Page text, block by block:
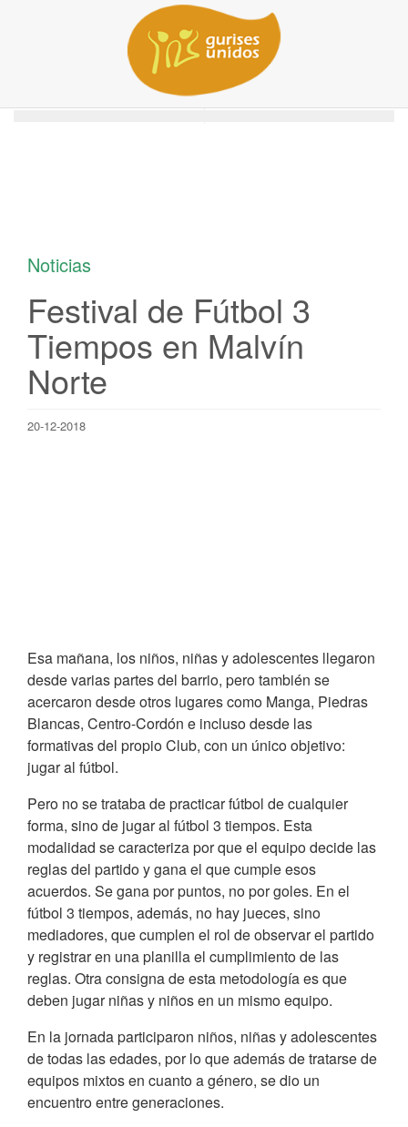
Uncategorized /Festival de Fútbol 3 Tiempos en Malvín Norte
Noticias
Festival de Fútbol 3
Tiempos en Malvín
Norte
20-12-2018
Esa mañana, los niños, niñas y adolescentes llegaron
desde varias partes del barrio, pero también se
acercaron desde otros lugares como Manga, Piedras
Blancas, Centro-Cordón e incluso desde las
formativas del propio Club, con un único objetivo:
jugar al fútbol.
Pero no se trataba de practicar fútbol de cualquier
forma, sino de jugar al fútbol 3 tiempos. Esta
modalidad se caracteriza por que el equipo decide las
reglas del partido y gana el que cumple esos
acuerdos. Se gana por puntos, no por goles. En el
fútbol 3 tiempos, además, no hay jueces, sino
mediadores, que cumplen el rol de observar el partido
y registrar en una planilla el cumplimiento de las
reglas. Otra consigna de esta metodología es que
deben jugar niñas y niños en un mismo equipo.
En la jornada participaron niños, niñas y adolescentes
de todas las edades, por lo que además de tratarse de
equipos mixtos en cuanto a género, se dio un
encuentro entre generaciones.